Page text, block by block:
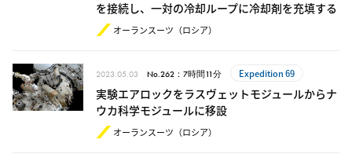
を接続し、一対の冷却ループに冷却剤を充填する
オーランスーツ（ロシア）
2023.05.03 No.262：7時間11分 Expedition 69
実験エアロックをラスヴェットモジュールからナ
ウカ科学モジュールに移設
オーランスーツ（ロシア）